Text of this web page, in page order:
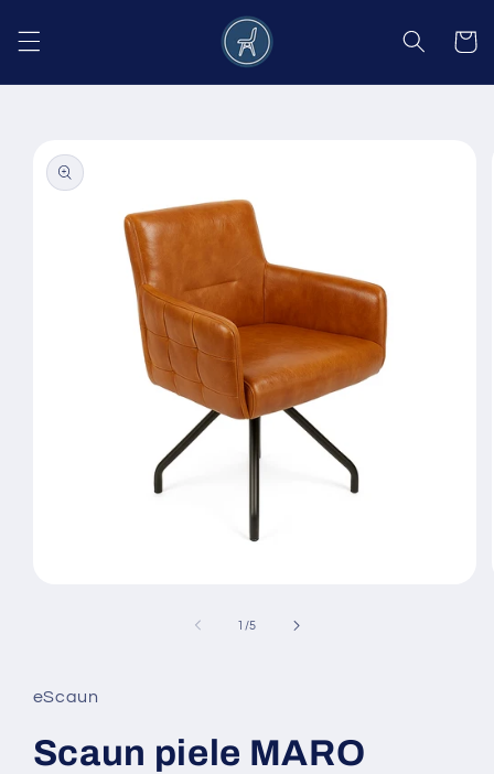
conținut
Coș
informațiile
despre
produs
fereastră
modală
1 /din
5
eScaun
Scaun piele MARO